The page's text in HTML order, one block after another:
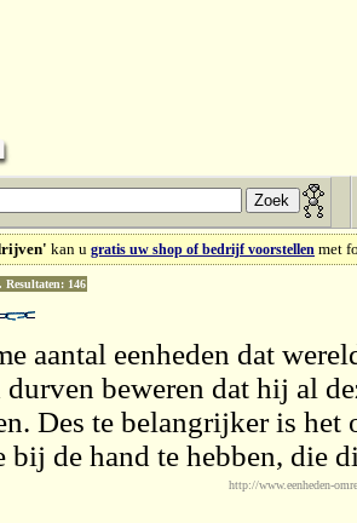
kan u gratis uw shop of bedrijf voorstellen met
Resultaten: 146
aantal eenheden dat
beweren dat hij al
Des te belangrijker is het
bij de hand te hebben, die
http://www.eenheden-